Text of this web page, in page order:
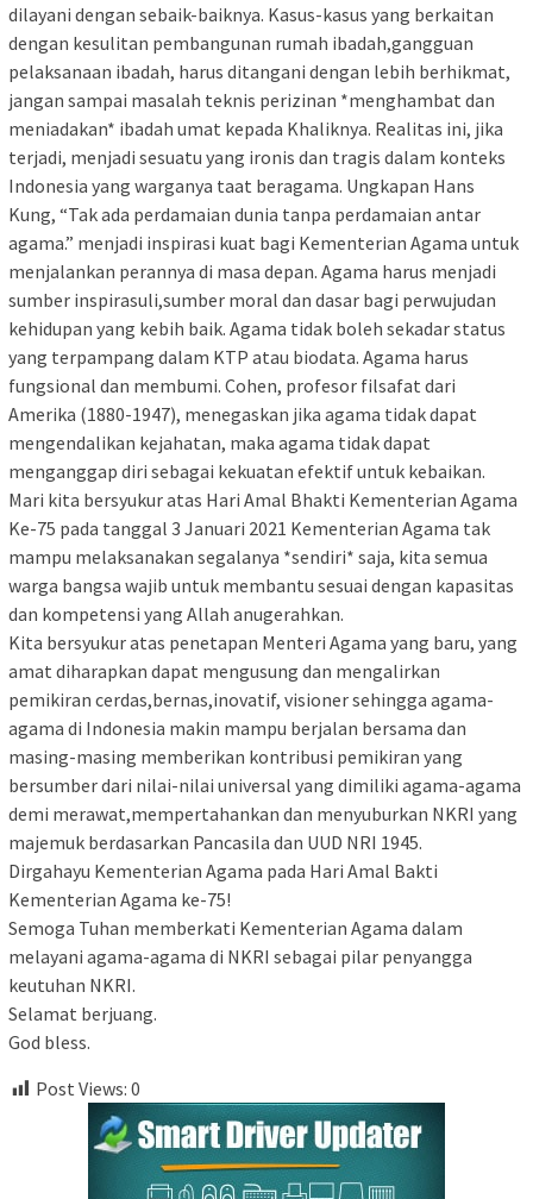
dilayani dengan sebaik-baiknya. Kasus-kasus yang berkaitan
dengan kesulitan pembangunan rumah ibadah,gangguan
pelaksanaan ibadah, harus ditangani dengan lebih berhikmat,
jangan sampai masalah teknis perizinan *menghambat dan
meniadakan* ibadah umat kepada Khaliknya. Realitas ini, jika
terjadi, menjadi sesuatu yang ironis dan tragis dalam konteks
Indonesia yang warganya taat beragama. Ungkapan Hans
Kung, “Tak ada perdamaian dunia tanpa perdamaian antar
agama.” menjadi inspirasi kuat bagi Kementerian Agama untuk
menjalankan perannya di masa depan. Agama harus menjadi
sumber inspirasuli,sumber moral dan dasar bagi perwujudan
kehidupan yang kebih baik. Agama tidak boleh sekadar status
yang terpampang dalam KTP atau biodata. Agama harus
fungsional dan membumi. Cohen, profesor filsafat dari
Amerika (1880-1947), menegaskan jika agama tidak dapat
mengendalikan kejahatan, maka agama tidak dapat
menganggap diri sebagai kekuatan efektif untuk kebaikan.
Mari kita bersyukur atas Hari Amal Bhakti Kementerian Agama
Ke-75 pada tanggal 3 Januari 2021 Kementerian Agama tak
mampu melaksanakan segalanya *sendiri* saja, kita semua
warga bangsa wajib untuk membantu sesuai dengan kapasitas
dan kompetensi yang Allah anugerahkan.
Kita bersyukur atas penetapan Menteri Agama yang baru, yang
amat diharapkan dapat mengusung dan mengalirkan
pemikiran cerdas,bernas,inovatif, visioner sehingga agama-
agama di Indonesia makin mampu berjalan bersama dan
masing-masing memberikan kontribusi pemikiran yang
bersumber dari nilai-nilai universal yang dimiliki agama-agama
demi merawat,mempertahankan dan menyuburkan NKRI yang
majemuk berdasarkan Pancasila dan UUD NRI 1945.
Dirgahayu Kementerian Agama pada Hari Amal Bakti
Kementerian Agama ke-75!
Semoga Tuhan memberkati Kementerian Agama dalam
melayani agama-agama di NKRI sebagai pilar penyangga
keutuhan NKRI.
Selamat berjuang.
God bless.
Post Views: 0